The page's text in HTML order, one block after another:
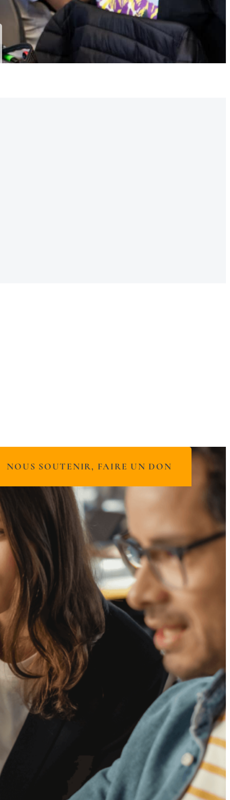
NOUS SOUTENIR, FAIRE UN DON